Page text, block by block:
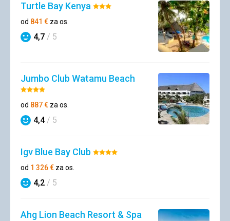
Turtle Bay Kenya Hodnotenie:
od 841 € za os.
Hodnotenie
4,7 / 5
Jumbo Club Watamu Beach
Hodnotenie:
4/5
od 887€ za os.
Hodnotenie
4,4/ 5
Igv Blue Bay Club Hodnotenie:
od 1 326€ za os.
Hodnotenie
4,2 / 5
Ahg Lion Beach Resort & Spa